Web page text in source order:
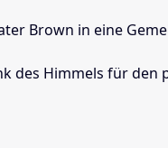
Brown in eine
Himmels für